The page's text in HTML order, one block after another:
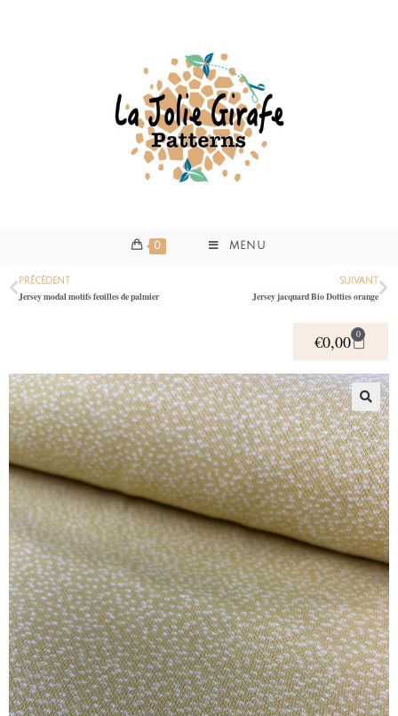
0 MENU
PRÉCÉDENT
Jersey modal motifs feuilles de palmier
SUIVANT
Jersey jacquard Bio Dotties orange
€0,00 0